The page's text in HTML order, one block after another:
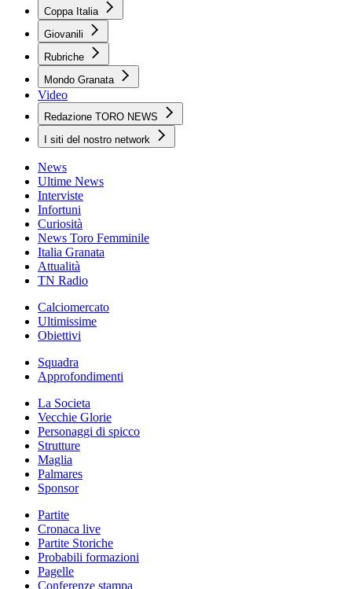
Coppa Italia
Giovanili
Rubriche
Mondo Granata
Video
Redazione TORO NEWS
I siti del nostro network
News
Ultime News
Interviste
Infortuni
Curiosità
News Toro Femminile
Italia Granata
Attualità
TN Radio
Calciomercato
Ultimissime
Obiettivi
Squadra
Approfondimenti
La Societa
Vecchie Glorie
Personaggi di spicco
Strutture
Maglia
Palmares
Sponsor
Partite
Cronaca live
Partite Storiche
Probabili formazioni
Pagelle
Conferenze stampa